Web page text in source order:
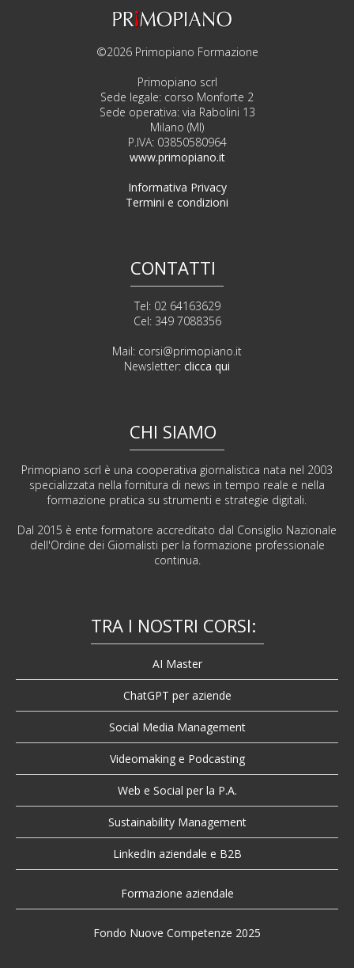
©2026 Primopiano Formazione
Primopiano scrl
Sede legale: corso Monforte 2
Sede operativa: via Rabolini 13
Milano (MI)
P.IVA: 03850580964
www.primopiano.it
Informativa Privacy
Termini e condizioni
CONTATTI
Tel: 02 64163629
Cel: 349 7088356
Mail: corsi@primopiano.it
Newsletter: clicca qui
CHI SIAMO
Primopiano scrl è una cooperativa giornalistica nata nel 2003
specializzata nella fornitura di news in tempo reale e nella
formazione pratica su strumenti e strategie digitali.
Dal 2015 è ente formatore accreditato dal Consiglio Nazionale
dell'Ordine dei Giornalisti per la formazione professionale
continua.
TRA I NOSTRI CORSI:
AI Master
ChatGPT per aziende
Social Media Management
Videomaking e Podcasting
Web e Social per la P.A.
Sustainability Management
LinkedIn aziendale e B2B
Formazione aziendale
Fondo Nuove Competenze 2025